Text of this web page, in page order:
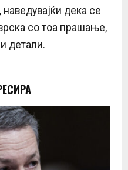
дека се
со тоа прашање,
детали.